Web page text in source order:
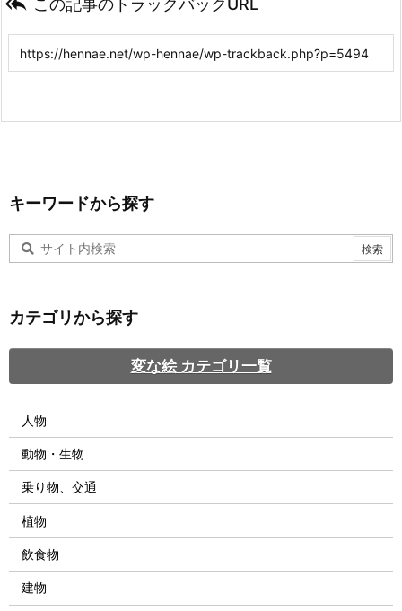
 この記事のトラックバックURL
キーワードから探す
カテゴリから探す
変な絵 カテゴリ一覧
人物
動物・生物
乗り物、交通
植物
飲食物
建物